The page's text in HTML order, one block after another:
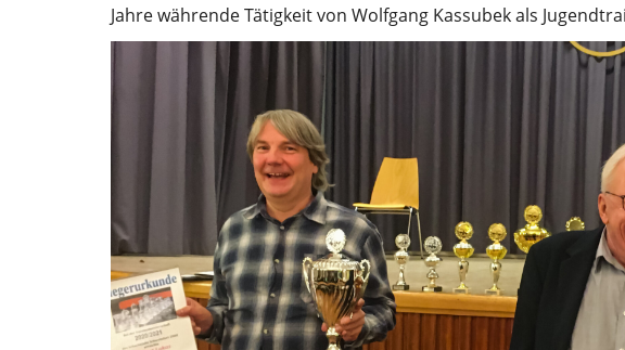
Jahre währende Tätigkeit von Wolfgang Kassubek als